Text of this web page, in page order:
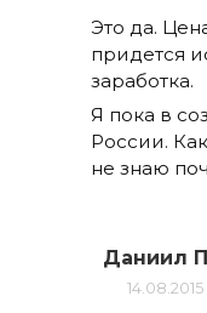
Это да.
придется
заработка.
Я пока в
России.
не знаю
Даниил
14.08.2015